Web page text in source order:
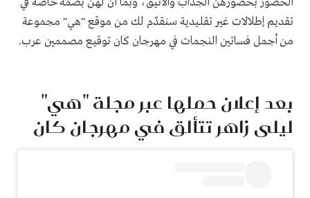
تقديم إطلالات غير تقليدية سنقدّم لك من موقع "هي" مجموعة
من أجمل فساتين النجمات في مهرجان كان توقيع مصممين عرب.
بعد إعلان حملها عبر مجلة "هي"
ليلى زاهر تتألق في مهرجان كان